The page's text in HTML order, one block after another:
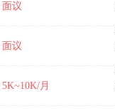
面议
面议
5K~10K/月